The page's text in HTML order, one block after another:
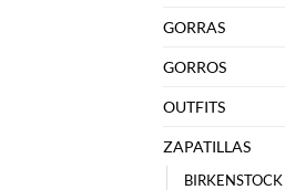
GORRAS
GORROS
OUTFITS
ZAPATILLAS
BIRKENSTOCK